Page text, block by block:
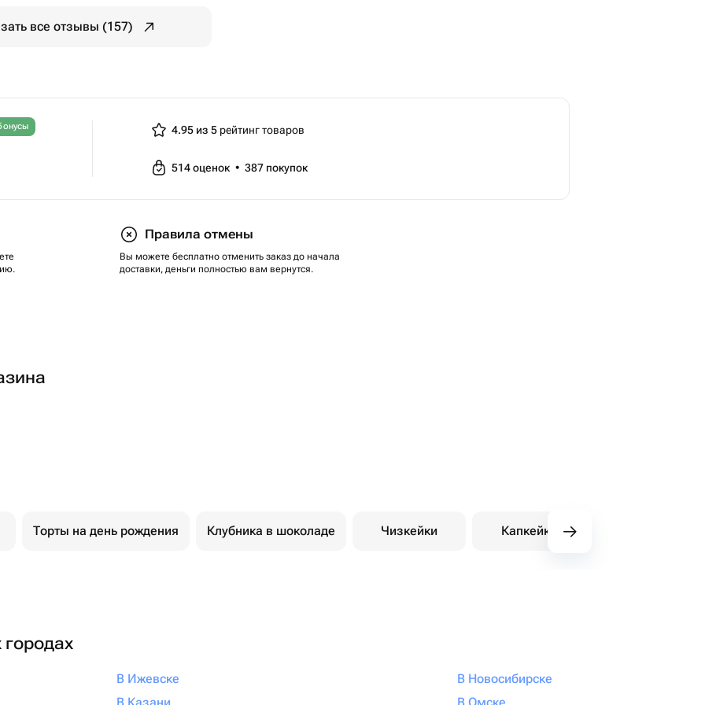
все отзывы (157)
4.95 из 5рейтинг товаров
514оценок • 387 покупок
Правила отмены
Вы можете бесплатно отменить заказ до начала
доставки, деньги полностью вам вернутся.
Торты на день рождения Клубника в шоколаде Чизкейки Капкейки
городах
В Ижевске
В Новосибирске